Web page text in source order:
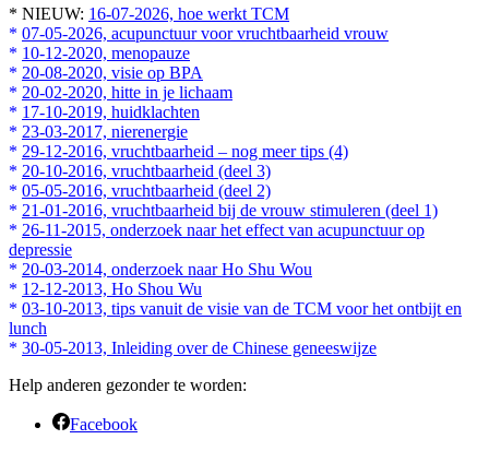
* NIEUW: 16-07-2026, hoe werkt TCM
* 07-05-2026, acupunctuur voor vruchtbaarheid vrouw
* 10-12-2020, menopauze
* 20-08-2020, visie op BPA
* 20-02-2020, hitte in je lichaam
* 17-10-2019, huidklachten
* 23-03-2017, nierenergie
* 29-12-2016, vruchtbaarheid – nog meer tips (4)
* 20-10-2016, vruchtbaarheid (deel 3)
* 05-05-2016, vruchtbaarheid (deel 2)
* 21-01-2016, vruchtbaarheid bij de vrouw stimuleren (deel 1)
* 26-11-2015, onderzoek naar het effect van acupunctuur op
depressie
* 20-03-2014, onderzoek naar Ho Shu Wou
* 12-12-2013, Ho Shou Wu
* 03-10-2013, tips vanuit de visie van de TCM voor het ontbijt en
lunch
* 30-05-2013, Inleiding over de Chinese geneeswijze
Help anderen gezonder te worden:
Facebook